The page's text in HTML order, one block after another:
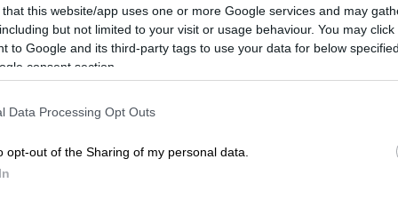
that this website/app uses one or more Google services and may
but not limited to your visit or usage behaviour. You may
to Google and its third-party tags to use your data for below
consent section.
Data Processing Opt Outs
opt-out of the Sharing of my personal data.
σπίτι ενός εμπόρου, η μικρή του κόρη
της Παρθένου Μαρίας κρυμμένο στα
μέχρι που τελικά, ο πατέρας
του σπιτιού. Προς έκπληξη όλων,
ύφασμα, θαμμένο βαθιά μέσα στις
Το περιστατικό συνέβη λίγα χρόνια
του Καζάν από τονΙβάν Δ' τον